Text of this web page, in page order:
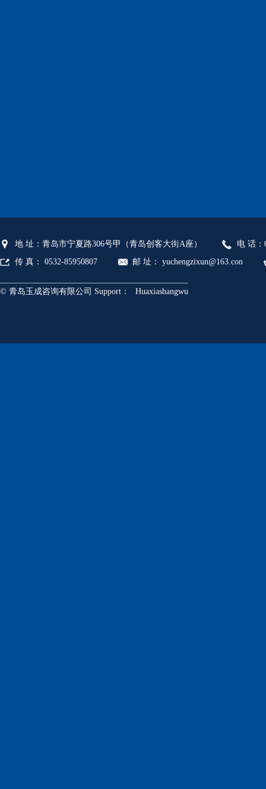
地 址：青岛市宁夏路306号甲（青岛创客大街A座）
电 话：
传 真： 0532-85950807
邮 址： yuchengzixun@163.con
© 青岛玉成咨询有限公司 Support： Huaxiashangwu